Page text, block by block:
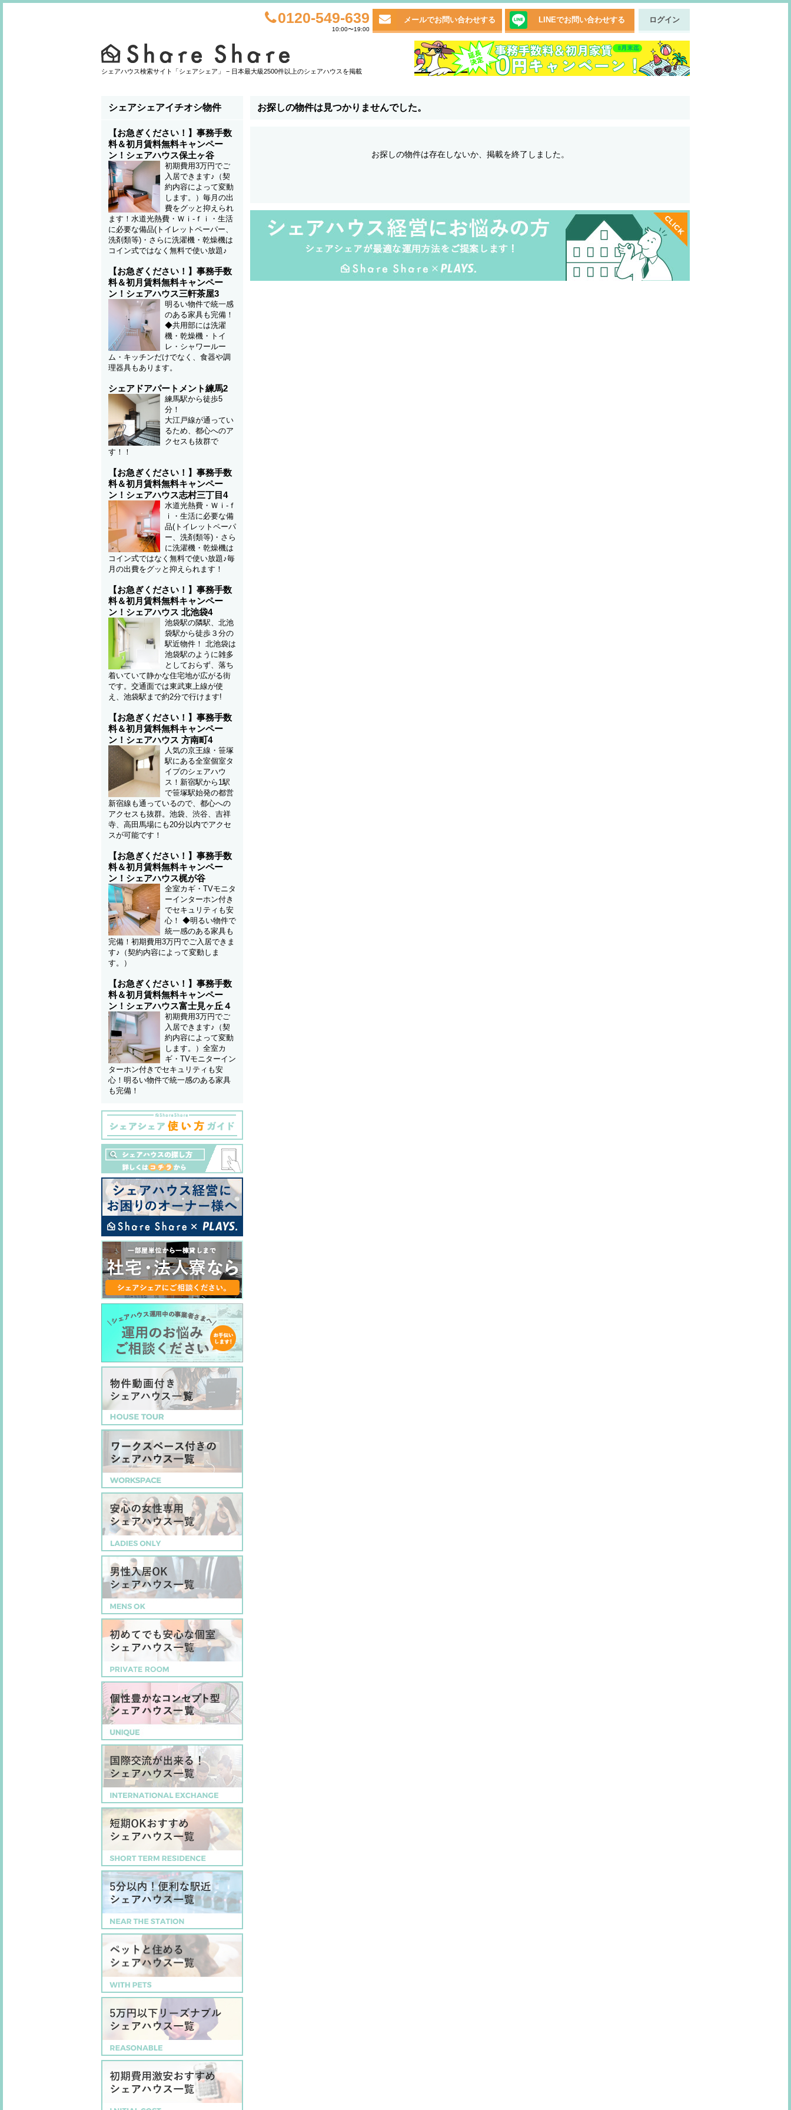
0120-549-639
10:00〜19:00
メールでお問い合わせする LINEでお問い合わせする ログイン
シェアハウス検索サイト「シェアシェア」 − 日本最大級2500件以上のシェアハウスを掲載
お探しの物件は見つかりませんでした。
お探しの物件は存在しないか、掲載を終了しました。
シェアシェアイチオシ物件
【お急ぎください！】事務手数
料＆初月賃料無料キャンペー
ン！シェアハウス保土ヶ谷
初期費用3万円でご
入居できます♪（契
約内容によって変動
します。）毎月の出
費をグッと抑えられ
ます！水道光熱費・Ｗｉ-ｆｉ・生活
に必要な備品(トイレットペーパー、
洗剤類等)・さらに洗濯機・乾燥機は
コイン式ではなく無料で使い放題♪
【お急ぎください！】事務手数
料＆初月賃料無料キャンペー
ン！シェアハウス三軒茶屋3
明るい物件で統一感
のある家具も完備！
◆共用部には洗濯
機・乾燥機・トイ
レ・シャワールー
ム・キッチンだけでなく、食器や調
理器具もあります。
シェアドアパートメント練馬2
練馬駅から徒歩5
分！
大江戸線が通ってい
るため、都心へのア
クセスも抜群で
す！！
【お急ぎください！】事務手数
料＆初月賃料無料キャンペー
ン！シェアハウス志村三丁目4
水道光熱費・Ｗｉ-ｆ
ｉ・生活に必要な備
品(トイレットペーパ
ー、洗剤類等)・さら
に洗濯機・乾燥機は
コイン式ではなく無料で使い放題♪毎
月の出費をグッと抑えられます！
【お急ぎください！】事務手数
料＆初月賃料無料キャンペー
ン！シェアハウス 北池袋4
池袋駅の隣駅、北池
袋駅から徒歩３分の
駅近物件！ 北池袋は
池袋駅のように雑多
としておらず、落ち
着いていて静かな住宅地が広がる街
です。交通面では東武東上線が使
え、池袋駅まで約2分で行けます!
【お急ぎください！】事務手数
料＆初月賃料無料キャンペー
ン！シェアハウス 方南町4
人気の京王線・笹塚
駅にある全室個室タ
イプのシェアハウ
ス！新宿駅から1駅
で笹塚駅始発の都営
新宿線も通っているので、都心への
アクセスも抜群。池袋、渋谷、吉祥
寺、高田馬場にも20分以内でアクセ
スが可能です！
【お急ぎください！】事務手数
料＆初月賃料無料キャンペー
ン！シェアハウス梶が谷
全室カギ・TVモニタ
ーインターホン付き
でセキュリティも安
心！ ◆明るい物件で
統一感のある家具も
完備！初期費用3万円でご入居できま
す♪（契約内容によって変動しま
す。）
【お急ぎください！】事務手数
料＆初月賃料無料キャンペー
ン！シェアハウス富士見ヶ丘４
初期費用3万円でご
入居できます♪（契
約内容によって変動
します。）全室カ
ギ・TVモニターイン
ターホン付きでセキュリティも安
心！明るい物件で統一感のある家具
も完備！